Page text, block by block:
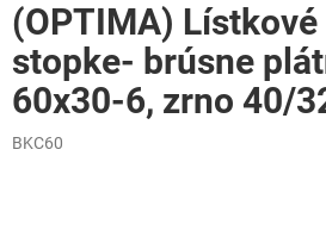
(OPTIMA)
stopke- brúsne
60x30-6, zrno 40/
BKC60